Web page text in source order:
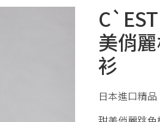
美俏
衫
日本進口精品